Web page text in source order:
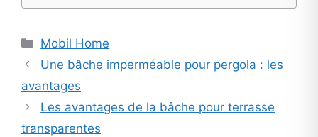
Categories
Mobil Home
Une bâche imperméable pour pergola : les
avantages
Les avantages de la bâche pour terrasse
transparentes